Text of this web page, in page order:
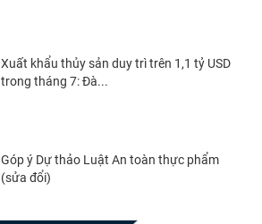
Xuất khẩu thủy sản duy trì trên 1,1 tỷ USD
trong tháng 7: Đà...
Góp ý Dự thảo Luật An toàn thực phẩm
(sửa đổi)